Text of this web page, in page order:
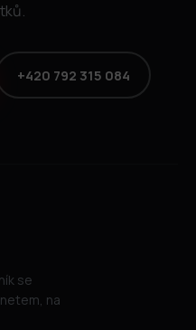
+420 792 315 084
se
na